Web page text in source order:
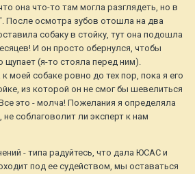
она что-то там могла разглядеть, но в
После осмотра зубов отошла на два
собаку в стойку, тут она подошла
И он просто обернулся, чтобы
щупает (я-то стояла перед ним).
моей собаке ровно до тех пор, пока я его
из которой он не смог бы шевелиться
это - молча! Пожелания я определяла
соблаговолит ли эксперт к нам
- типа радуйтесь, что дала ЮСАС и
под ее судейством, мы оставаться